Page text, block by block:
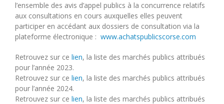
l’ensemble des avis d’appel publics à la concurrence relatifs
aux consultations en cours auxquelles elles peuvent
participer en accédant aux dossiers de consultation via la
plateforme électronique : www.achatspublicscorse.com
Retrouvez sur ce lien, la liste des marchés publics attribués
pour l’année 2023.
Retrouvez sur ce lien, la liste des marchés publics attribués
pour l’année 2024.
Retrouvez sur ce lien, la liste des marchés publics attribués